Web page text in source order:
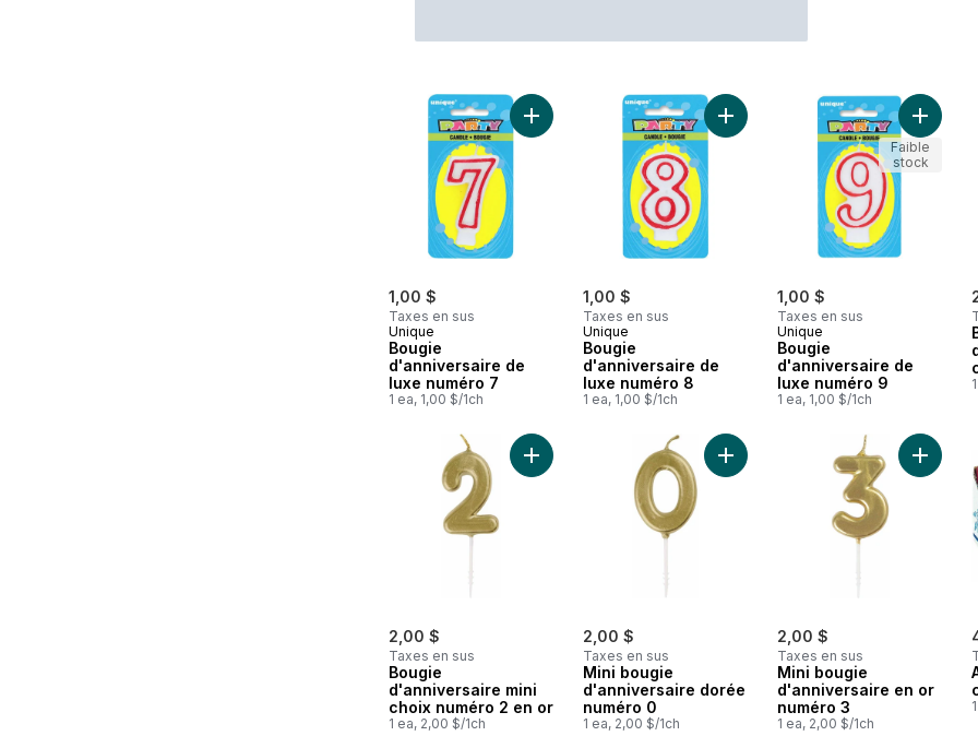
1,00 $
Taxes en sus
Unique
Bougie
d'anniversaire de
luxe numéro 7
1 ea, 1,00 $/1ch
Ajouter Bougie d'anniversaire de luxe numéro 7 au panier
1,00 $
Taxes en sus
Unique
Bougie
d'anniversaire de
luxe numéro 8
1 ea, 1,00 $/1ch
Ajouter Bougie d'anniversaire de
1,00 $
Taxes en sus
Unique
Bougie
d'anniversaire de
luxe numéro 9
1 ea, 1,00 $/1ch
Ajouter
Faible
stock
2,00 $
Taxes en sus
Bougie
d'anniversaire mini
choix numéro 2 en or
1 ea, 2,00 $/1ch
Ajouter Bougie d'anniversaire mini choix numéro 2 en or au
2,00 $
Taxes en sus
Mini bougie
d'anniversaire dorée
numéro 0
1 ea, 2,00 $/1ch
Ajouter Mini bougie d'anniversaire
2,00 $
Taxes en sus
Mini bougie
d'anniversaire en or
numéro 3
1 ea, 2,00 $/1ch
Ajouter